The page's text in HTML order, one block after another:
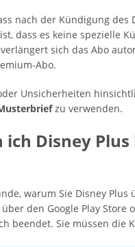
nach der Kündigung
dass es keine spezielle
sich das Abo
Abo.
Unsicherheiten
zu verwenden.
ich Disney
warum Sie Disney
den Google Play
beendet. Sie müssen